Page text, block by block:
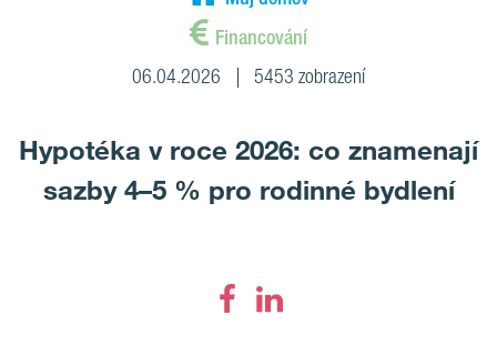
Financování
06.04.2026 5453 zobrazení
Hypotéka v roce 2026: co znamenají
sazby 4–5 % pro rodinné bydlení